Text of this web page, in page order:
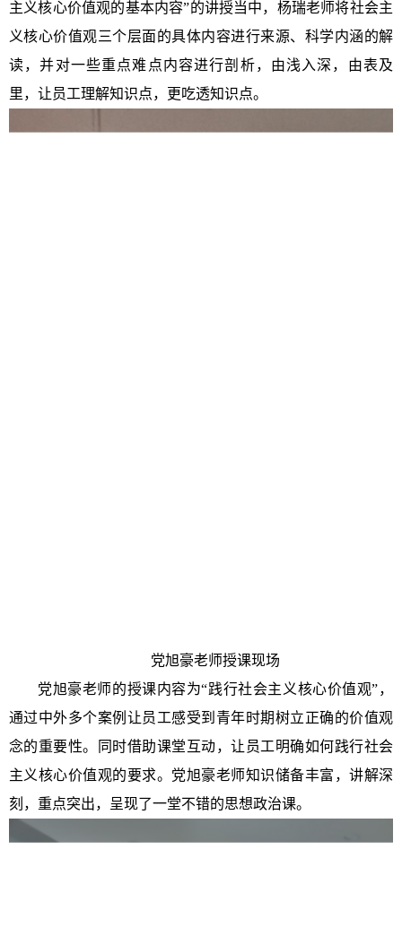
主义核心价值观的基本内容”的讲授当中，杨瑞老师将社会主
义核心价值观三个层面的具体内容进行来源、科学内涵的解
读，并对一些重点难点内容进行剖析，由浅入深，由表及
里，让员工理解知识点，更吃透知识点。
党旭豪老师授课现场
党旭豪老师的授课内容为“践行社会主义核心价值观”，
通过中外多个案例让员工感受到青年时期树立正确的价值观
念的重要性。同时借助课堂互动，让员工明确如何践行社会
主义核心价值观的要求。党旭豪老师知识储备丰富，讲解深
刻，重点突出，呈现了一堂不错的思想政治课。